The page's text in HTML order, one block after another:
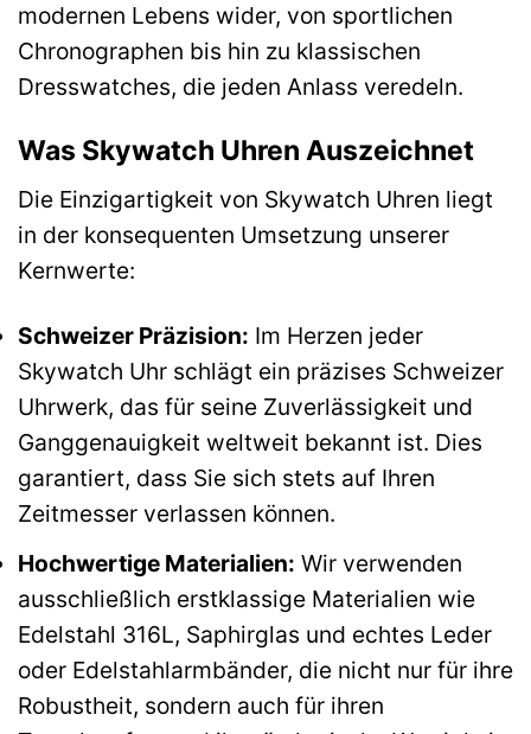
modernen Lebens wider, von sportlichen
Chronographen bis hin zu klassischen
Dresswatches, die jeden Anlass veredeln.
Was Skywatch Uhren Auszeichnet
Die Einzigartigkeit von Skywatch Uhren liegt
in der konsequenten Umsetzung unserer
Kernwerte:
Schweizer Präzision: Im Herzen jeder
Skywatch Uhr schlägt ein präzises Schweizer
Uhrwerk, das für seine Zuverlässigkeit und
Ganggenauigkeit weltweit bekannt ist. Dies
garantiert, dass Sie sich stets auf Ihren
Zeitmesser verlassen können.
Hochwertige Materialien: Wir verwenden
ausschließlich erstklassige Materialien wie
Edelstahl 316L, Saphirglas und echtes Leder
oder Edelstahlarmbänder, die nicht nur für ihre
Robustheit, sondern auch für ihren